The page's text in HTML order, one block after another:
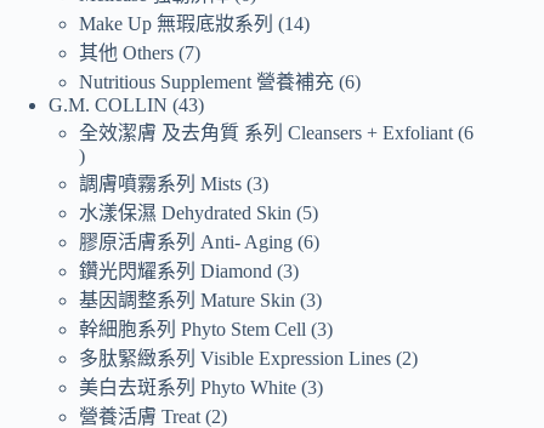
Make Up 無瑕底妝系列
14
其他 Others 7
Nutritious Supplement 營養補充 6
G.M. COLLIN 43
全效潔膚 及去角質 系列 Cleansers + Exfoliant 6
調膚噴霧系列 Mists 3
水漾保濕 Dehydrated Skin
5
膠原活膚系列 Anti- Aging 6
鑽光閃耀系列 Diamond 3
基因調整系列 Mature Skin 3
幹細胞系列 Phyto Stem Cell 3
多肽緊緻系列 Visible Expression Lines 2
美白去斑系列 Phyto White 3
營養活膚 Treat 2